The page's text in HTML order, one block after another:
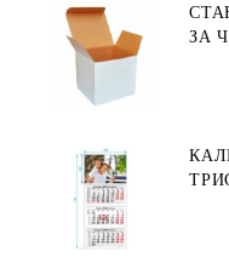
ЗА